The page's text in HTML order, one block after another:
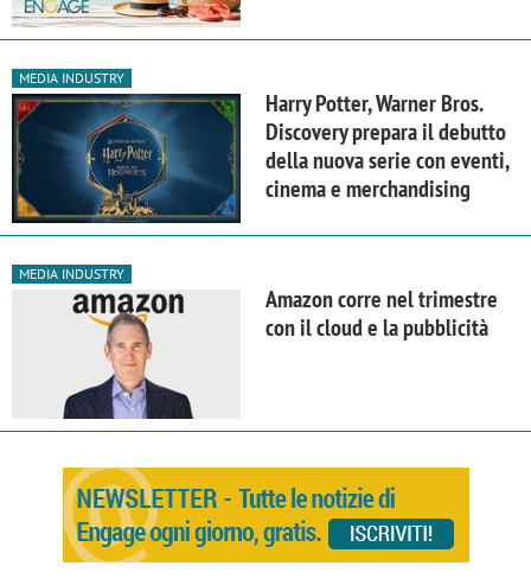
MEDIA INDUSTRY
Harry Potter, Warner Bros.
Discovery prepara il debutto
della nuova serie con eventi,
cinema e merchandising
MEDIA INDUSTRY
Amazon corre nel trimestre
con il cloud e la pubblicità